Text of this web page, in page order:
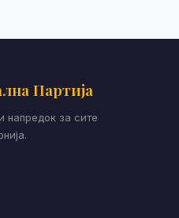
Партија
напредок за сите